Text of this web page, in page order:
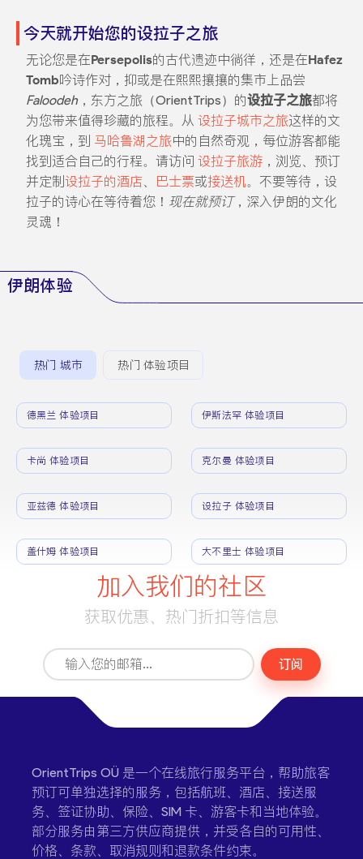
今天就开始您的设拉子之旅
无论您是在Persepolis的古代遗迹中徜徉，还是在Hafez
Tomb吟诗作对，抑或是在熙熙攘攘的集市上品尝
Faloodeh，东方之旅（OrientTrips）的设拉子之旅都将
为您带来值得珍藏的旅程。从 设拉子城市之旅这样的文
化瑰宝，到 马哈鲁湖之旅中的自然奇观，每位游客都能
找到适合自己的行程。请访问 设拉子旅游，浏览、预订
并定制 设拉子的酒店、 巴士票或接送机。不要等待，设
拉子的诗心在等待着您！ 现在就预订，深入伊朗的文化
灵魂！
伊朗体验
热门 城市 热门 体验项目
德黑兰 体验项目 伊斯法罕 体验项目
卡尚 体验项目 克尔曼 体验项目
亚兹德 体验项目 设拉子 体验项目
盖什姆 体验项目 大不里士 体验项目
加入我们的社区
获取优惠、热门折扣等信息
订阅
OrientTrips OÜ 是一个在线旅行服务平台，帮助旅客
预订可单独选择的服务，包括航班、酒店、接送服
务、签证协助、保险、SIM 卡、游客卡和当地体验。
部分服务由第三方供应商提供，并受各自的可用性、
价格、条款、取消规则和退款条件约束。